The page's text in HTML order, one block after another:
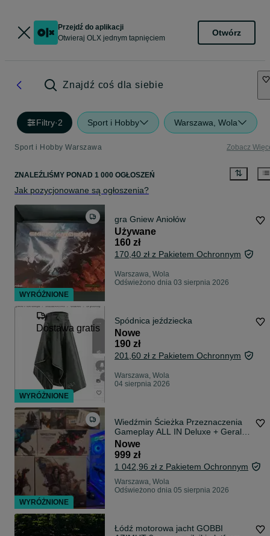
Przejdź do aplikacji
Otwieraj OLX jednym tapnięciem
Otwórz
Znajdź coś dla siebie
Filtry·2 Sport i Hobby Warszawa, Wola
Sport i Hobby Warszawa Zobacz
ZNALEŹLIŚMY PONAD 1 000 OGŁOSZEŃ
Jak pozycjonowane są ogłoszenia?
gra Gniew Aniołów
Używane
160 zł
170,40 zł z Pakietem Ochronnym
Warszawa, Wola
Odświeżono dnia 03 sierpnia 2026
Dostawa gratis
Spódnica jeździecka
Nowe
190 zł
201,60 zł z Pakietem Ochronnym
Warszawa, Wola
04 sierpnia 2026
Wiedźmin Ścieżka Przeznaczenia
Gameplay ALL IN Deluxe + Geralt
folia
Nowe
999 zł
1 042,96 zł z Pakietem Ochronnym
Warszawa, Wola
Odświeżono dnia 05 sierpnia 2026
Łódź motorowa jacht GOBBI
WYRÓŻNIONE
WYRÓŻNIONE
WYRÓŻNIONE